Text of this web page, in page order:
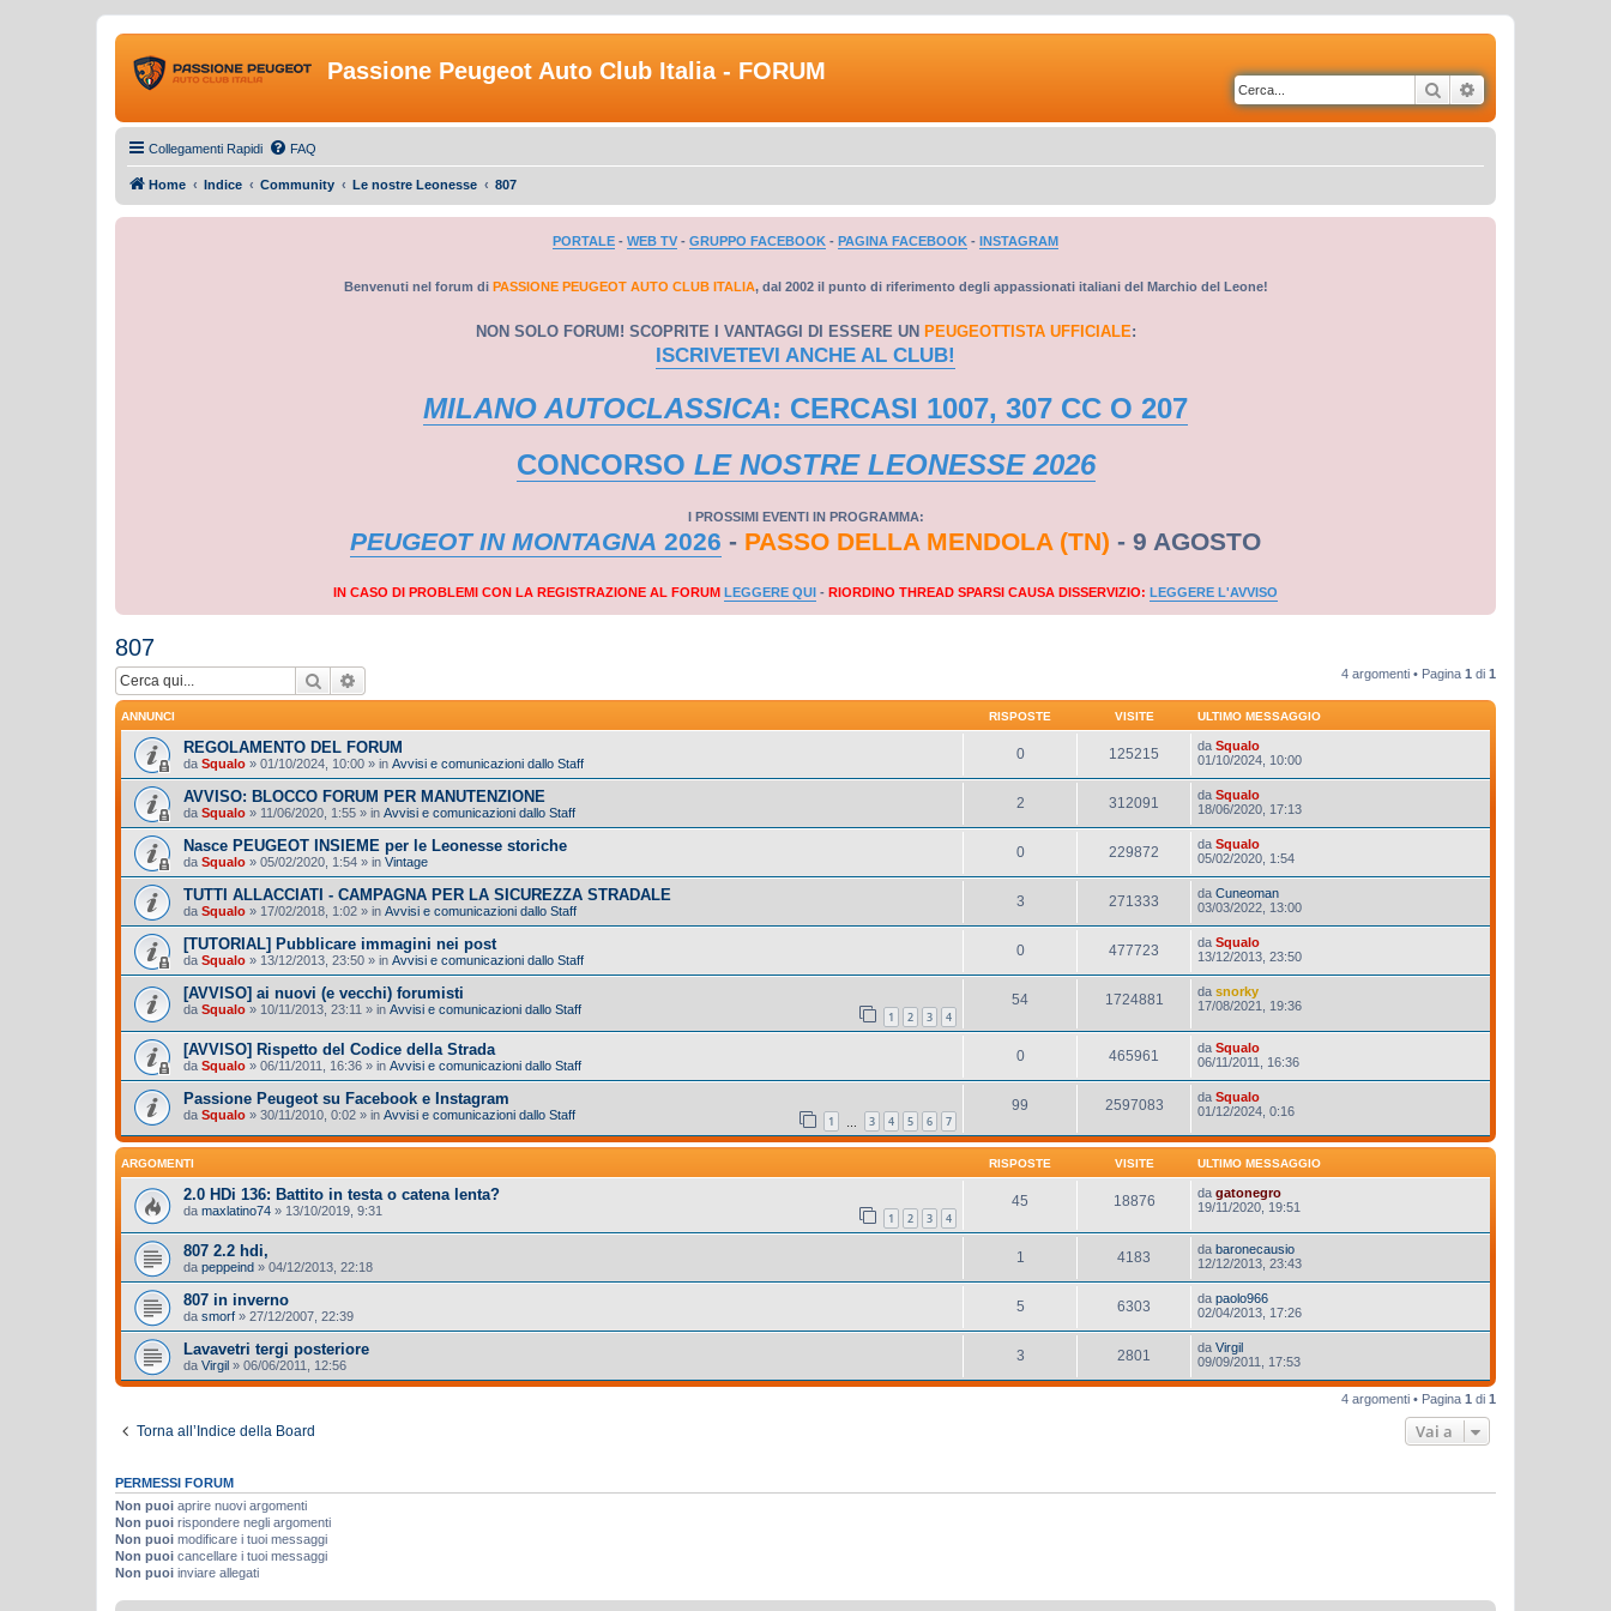
Passione Peugeot Auto Club Italia - FORUM
Cerca
Collegamenti Rapidi FAQ
Home Indice Community Le nostre Leonesse 807
PORTALE - WEB TV - GRUPPO FACEBOOK - PAGINA FACEBOOK - INSTAGRAM
Benvenuti nel forum di PASSIONE PEUGEOT AUTO CLUB ITALIA, dal 2002 il punto di riferimento degli appassionati italiani del Marchio del Leone!
NON SOLO FORUM! SCOPRITE I VANTAGGI DI ESSERE UN PEUGEOTTISTA UFFICIALE:
ISCRIVETEVI ANCHE AL CLUB!
MILANO AUTOCLASSICA: CERCASI 1007, 307 CC O 207
CONCORSO LE NOSTRE LEONESSE 2026
I PROSSIMI EVENTI IN PROGRAMMA:
PEUGEOT IN MONTAGNA 2026 - PASSO DELLA MENDOLA (TN) - 9 AGOSTO
IN CASO DI PROBLEMI CON LA REGISTRAZIONE AL FORUM LEGGERE QUI - RIORDINO THREAD SPARSI CAUSA DISSERVIZIO: LEGGERE L'AVVISO
807
Cerca 4 argomenti • Pagina 1 di 1
ANNUNCI RISPOSTE VISITE ULTIMO MESSAGGIO
REGOLAMENTO DEL FORUM
da Squalo » 01/10/2024, 10:00 » in Avvisi e comunicazioni dallo Staff
0 125215 da Squalo
01/10/2024, 10:00
AVVISO: BLOCCO FORUM PER MANUTENZIONE
da Squalo » 11/06/2020, 1:55 » in Avvisi e comunicazioni dallo Staff
2 312091 da Squalo
18/06/2020, 17:13
Nasce PEUGEOT INSIEME per le Leonesse storiche
da Squalo » 05/02/2020, 1:54 » in Vintage
0 229872 da Squalo
05/02/2020, 1:54
TUTTI ALLACCIATI - CAMPAGNA PER LA SICUREZZA STRADALE
da Squalo » 17/02/2018, 1:02 » in Avvisi e comunicazioni dallo Staff
3 271333 da Cuneoman
03/03/2022, 13:00
[TUTORIAL] Pubblicare immagini nei post
da Squalo » 13/12/2013, 23:50 » in Avvisi e comunicazioni dallo Staff
0 477723 da Squalo
13/12/2013, 23:50
[AVVISO] ai nuovi (e vecchi) forumisti
da Squalo » 10/11/2013, 23:11 » in Avvisi e comunicazioni dallo Staff 1 2 3 4
54 1724881 da snorky
17/08/2021, 19:36
[AVVISO] Rispetto del Codice della Strada
da Squalo » 06/11/2011, 16:36 » in Avvisi e comunicazioni dallo Staff
0 465961 da Squalo
06/11/2011, 16:36
Passione Peugeot su Facebook e Instagram
da Squalo » 30/11/2010, 0:02 » in Avvisi e comunicazioni dallo Staff 1 3 4 5 6 7
99 2597083 da Squalo
01/12/2024, 0:16
ARGOMENTI RISPOSTE VISITE ULTIMO MESSAGGIO
2.0 HDi 136: Battito in testa o catena lenta?
da maxlatino74 » 13/10/2019, 9:31 1 2 3 4
45 18876 da gatonegro
19/11/2020, 19:51
807 2.2 hdi,
da peppeind » 04/12/2013, 22:18
1 4183 da baronecausio
12/12/2013, 23:43
807 in inverno
da smorf » 27/12/2007, 22:39
5 6303 da paolo966
02/04/2013, 17:26
Lavavetri tergi posteriore
da Virgil » 06/06/2011, 12:56
3 2801 da Virgil
09/09/2011, 17:53
4 argomenti • Pagina 1 di 1
Torna all’Indice della Board Vai a
PERMESSI FORUM
Non puoi aprire nuovi argomenti
Non puoi rispondere negli argomenti
Non puoi modificare i tuoi messaggi
Non puoi cancellare i tuoi messaggi
Non puoi inviare allegati